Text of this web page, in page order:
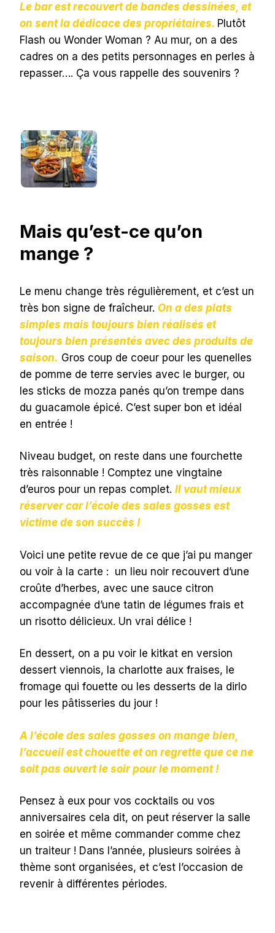
Le bar est recouvert de bandes dessinées, et
on sent la dédicace des propriétaires. Plutôt
Flash ou Wonder Woman ? Au mur, on a des
cadres on a des petits personnages en perles à
repasser…. Ça vous rappelle des souvenirs ?
Mais qu’est-ce qu’on
mange ?
Le menu change très régulièrement, et c’est un
très bon signe de fraîcheur. On a des plats
simples mais toujours bien réalisés et
toujours bien présentés avec des produits de
saison. Gros coup de coeur pour les quenelles
de pomme de terre servies avec le burger, ou
les sticks de mozza panés qu’on trempe dans
du guacamole épicé. C’est super bon et idéal
en entrée !
Niveau budget, on reste dans une fourchette
très raisonnable ! Comptez une vingtaine
d’euros pour un repas complet. Il vaut mieux
réserver car l’école des sales gosses est
victime de son succès !
Voici une petite revue de ce que j’ai pu manger
ou voir à la carte : un lieu noir recouvert d’une
croûte d’herbes, avec une sauce citron
accompagnée d’une tatin de légumes frais et
un risotto délicieux. Un vrai délice !
En dessert, on a pu voir le kitkat en version
dessert viennois, la charlotte aux fraises, le
fromage qui fouette ou les desserts de la dirlo
pour les pâtisseries du jour !
A l’école des sales gosses on mange bien,
l’accueil est chouette et on regrette que ce ne
soit pas ouvert le soir pour le moment !
Pensez à eux pour vos cocktails ou vos
anniversaires cela dit, on peut réserver la salle
en soirée et même commander comme chez
un traiteur ! Dans l’année, plusieurs soirées à
thème sont organisées, et c’est l’occasion de
revenir à différentes périodes.